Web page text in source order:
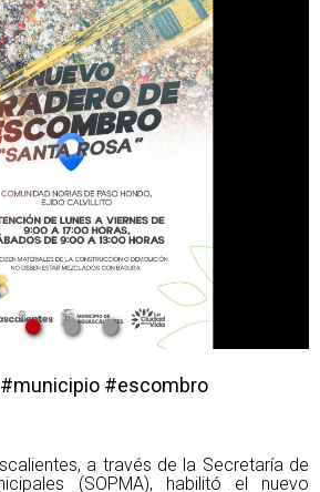
• • •
#escombro
a través de la Secretaría de
(SOPMA), habilitó el nuevo